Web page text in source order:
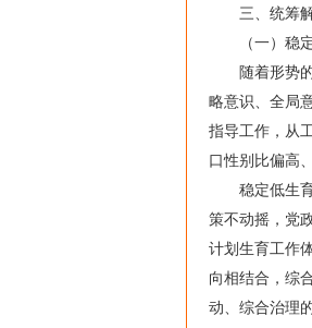
三、统筹解
（一）稳定
随着形势的
略意识、全局
指导工作，从
口性别比偏高
稳定低生育
策不动摇，党
计划生育工作
向相结合，综
动、综合治理